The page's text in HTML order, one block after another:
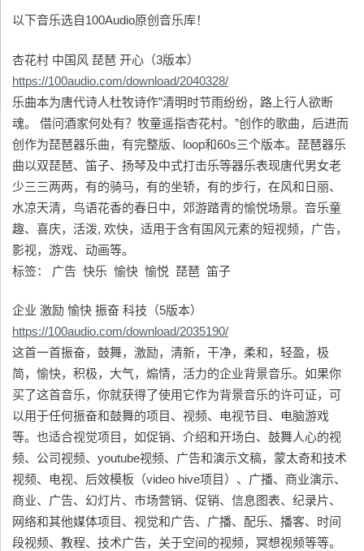
以下音乐选自100Audio原创音乐库！
杏花村 中国风 琵琶 开心（3版本）
https://100audio.com/download/2040328/
乐曲本为唐代诗人杜牧诗作”清明时节雨纷纷，路上行人欲断
魂。 借问酒家何处有？牧童遥指杏花村。”创作的歌曲，后进而
创作为琵琶器乐曲，有完整版、loop和60s三个版本。琵琶器乐
曲以双琵琶、笛子、扬琴及中式打击乐等器乐表现唐代男女老
少三三两两，有的骑马，有的坐轿，有的步行，在风和日丽、
水凉天清，鸟语花香的春日中，郊游踏青的愉悦场景。音乐童
趣、喜庆，活泼, 欢快，适用于含有国风元素的短视频，广告，
影视，游戏、动画等。
标签： 广告 快乐 愉快 愉悦 琵琶 笛子
企业 激励 愉快 振奋 科技（5版本）
https://100audio.com/download/2035190/
这首一首振奋，鼓舞，激励，清新，干净，柔和，轻盈，极
简，愉快，积极，大气，煽情，活力的企业背景音乐。如果你
买了这首音乐，你就获得了使用它作为背景音乐的许可证，可
以用于任何振奋和鼓舞的项目、视频、电视节目、电脑游戏
等。也适合视觉项目，如促销、介绍和开场白、鼓舞人心的视
频、公司视频、youtube视频、广告和演示文稿，蒙太奇和技术
视频、电视、后效模板（video hive项目）、广播、商业演示、
商业、广告、幻灯片、市场营销、促销、信息图表、纪录片、
网络和其他媒体项目、视觉和广告、广播、配乐、播客、时间
段视频、教程、技术广告，关于空间的视频，冥想视频等等。